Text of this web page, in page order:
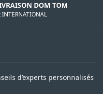
DOM TOM
INTERNATIONAL
d’experts personnalisés